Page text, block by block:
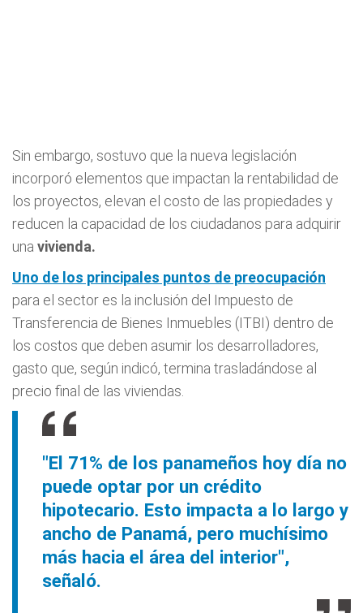
Sin embargo, sostuvo que la nueva legislación
incorporó elementos que impactan la rentabilidad de
los proyectos, elevan el costo de las propiedades y
reducen la capacidad de los ciudadanos para adquirir
una vivienda.
Uno de los principales puntos de preocupación
para el sector es la inclusión del Impuesto de
Transferencia de Bienes Inmuebles (ITBI) dentro de
los costos que deben asumir los desarrolladores,
gasto que, según indicó, termina trasladándose al
precio final de las viviendas.
"El 71% de los panameños hoy día no
puede optar por un crédito
hipotecario. Esto impacta a lo largo y
ancho de Panamá, pero muchísimo
más hacia el área del interior",
señaló.